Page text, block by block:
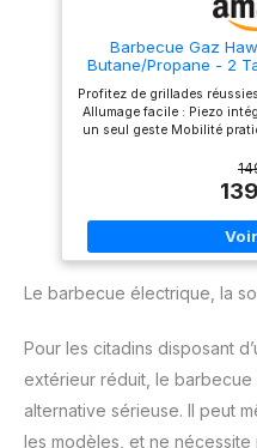
Barbecue Gaz
Butane/Propane - 2
Profitez de grillades
Allumage facile : Piezo
un seul geste Mobilité
balcons, terrasses ou
x l 51 x H 98cm -
Matières : Structure : acier
- Panneau de contrôle :
Garantie 2 ans - Livraison
Le barbecue électrique, la
Pour les citadins disposant
extérieur réduit, le barbecue
alternative sérieuse. Il peut
les modèles, et ne